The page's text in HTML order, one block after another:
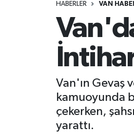
HABERLER VAN
Van'ın Gevaş
kamuoyunda
çekerken,
yarattı.
Haber Arşivi